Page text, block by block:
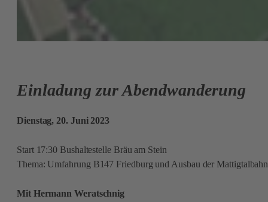
Einladung zur Abendwanderung
Dienstag, 20. Juni 2023
Start 17:30 Bushaltestelle Bräu am Stein
Thema: Umfahrung B147 Friedburg und Ausbau der Mattigtalbahn
Mit Hermann Weratschnig